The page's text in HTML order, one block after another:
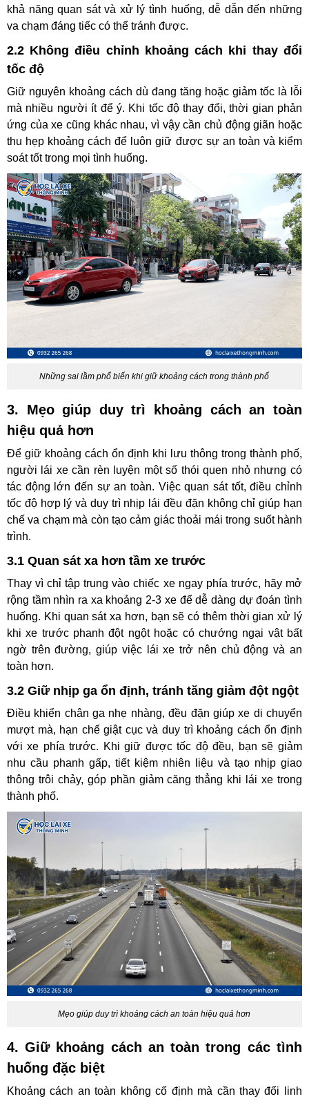
khả năng quan sát và xử lý tình huống, dễ dẫn đến những
va chạm đáng tiếc có thể tránh được.
2.2 Không điều chỉnh khoảng cách khi thay đổi
tốc độ
Giữ nguyên khoảng cách dù đang tăng hoặc giảm tốc là lỗi
mà nhiều người ít để ý. Khi tốc độ thay đổi, thời gian phản
ứng của xe cũng khác nhau, vì vậy cần chủ động giãn hoặc
thu hẹp khoảng cách để luôn giữ được sự an toàn và kiểm
soát tốt trong mọi tình huống.
Những sai lầm phổ biến khi giữ khoảng cách trong thành phố
3. Mẹo giúp duy trì khoảng cách an toàn
hiệu quả hơn
Để giữ khoảng cách ổn định khi lưu thông trong thành phố,
người lái xe cần rèn luyện một số thói quen nhỏ nhưng có
tác động lớn đến sự an toàn. Việc quan sát tốt, điều chỉnh
tốc độ hợp lý và duy trì nhịp lái đều đặn không chỉ giúp hạn
chế va chạm mà còn tạo cảm giác thoải mái trong suốt hành
trình.
3.1 Quan sát xa hơn tầm xe trước
Thay vì chỉ tập trung vào chiếc xe ngay phía trước, hãy mở
rộng tầm nhìn ra xa khoảng 2-3 xe để dễ dàng dự đoán tình
huống. Khi quan sát xa hơn, bạn sẽ có thêm thời gian xử lý
khi xe trước phanh đột ngột hoặc có chướng ngại vật bất
ngờ trên đường, giúp việc lái xe trở nên chủ động và an
toàn hơn.
3.2 Giữ nhịp ga ổn định, tránh tăng giảm đột ngột
Điều khiển chân ga nhẹ nhàng, đều đặn giúp xe di chuyển
mượt mà, hạn chế giật cục và duy trì khoảng cách ổn định
với xe phía trước. Khi giữ được tốc độ đều, bạn sẽ giảm
nhu cầu phanh gấp, tiết kiệm nhiên liệu và tạo nhịp giao
thông trôi chảy, góp phần giảm căng thẳng khi lái xe trong
thành phố.
Mẹo giúp duy trì khoảng cách an toàn hiệu quả hơn
4. Giữ khoảng cách an toàn trong các tình
huống đặc biệt
Khoảng cách an toàn không cố định mà cần thay đổi linh